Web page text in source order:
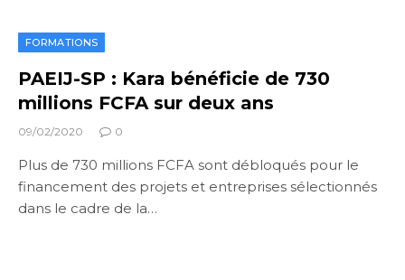
FORMATIONS
PAEIJ-SP : Kara bénéficie de 730
millions FCFA sur deux ans
09/02/2020 0
Plus de 730 millions FCFA sont débloqués pour le
financement des projets et entreprises sélectionnés
dans le cadre de la…